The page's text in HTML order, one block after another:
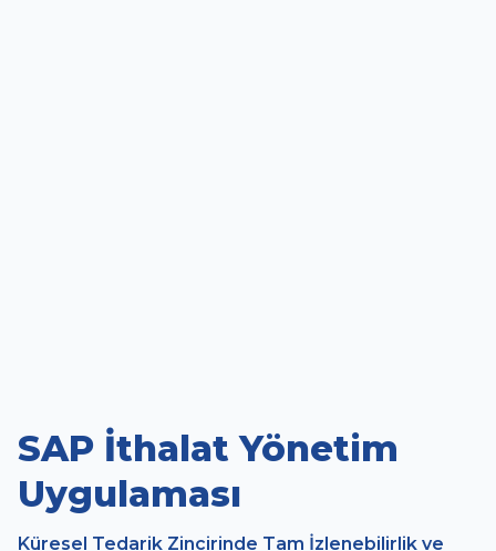
SAP İthalat Yönetim
Uygulaması
Küresel Tedarik Zincirinde Tam İzlenebilirlik ve